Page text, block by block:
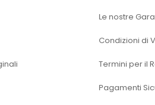
Le nostre
Condizioni di
Termini per il
Pagamenti